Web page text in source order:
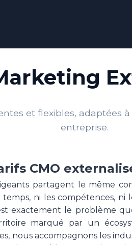
et flexibles, adaptées
entreprise.
CMO
partagent le même
temps, ni les compétences,
exactement le problème
marqué par un
nous accompagnons les